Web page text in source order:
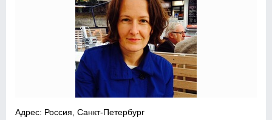
Адрес: Россия, Санкт-Петербург